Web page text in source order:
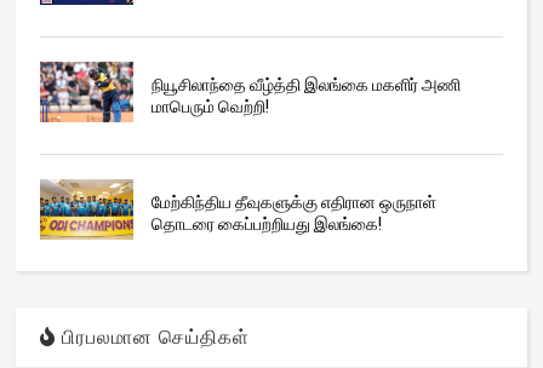
நியூசிலாந்தை வீழ்த்தி இலங்கை மகளிர் அணி
மாபெரும் வெற்றி!
மேற்கிந்திய தீவுகளுக்கு எதிரான ஒருநாள்
தொடரை கைப்பற்றியது இலங்கை!
பிரபலமான செய்திகள்